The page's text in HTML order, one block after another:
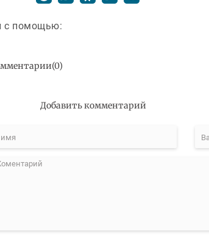
с помощью:
(0)
Добавить комментарий